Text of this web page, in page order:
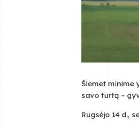
Šiemet minime
savo turtą –
Rugsėjo 14 d.,